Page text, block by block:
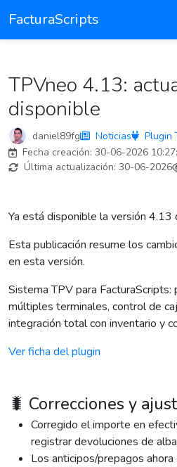
FacturaScripts
TPVneo 4.13:
disponible
daniel89fg Noticias
Plugin
Fecha creación: 30-06-2026
Última actualización: 30-06-2026
Ya está disponible la versión 4.13
Esta publicación resume los
en esta versión.
Sistema TPV para
múltiples terminales, control de
integración total con inventario y
Ver ficha del plugin
🐛 Correcciones y
Corregido el importe en
registrar devoluciones de
Los anticipos/prepagos ahora